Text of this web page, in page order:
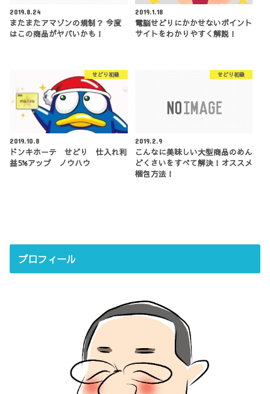
2019.8.24
またまたアマゾンの規制？ 今度
はこの商品がヤバいかも！
2019.1.18
電脳せどりにかかせないポイント
サイトをわかりやすく解説！
せどり初級
2019.10.8
ドンキホーテ せどり 仕入れ利
益5%アップ ノウハウ
せどり初級
2019.2.9
こんなに美味しい大型商品のめん
どくさいをすべて解決！オススメ
梱包方法！
プロフィール